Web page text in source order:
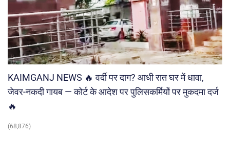
KAIMGANJ NEWS 🔥 वर्दी पर दाग? आधी रात घर में धावा,
जेवर-नकदी गायब — कोर्ट के आदेश पर पुलिसकर्मियों पर मुकदमा दर्ज
🔥
(68,876)